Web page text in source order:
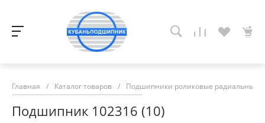
Главная / Каталог товаров / Подшипники роликовые радиальные
Подшипник 102316 (10)